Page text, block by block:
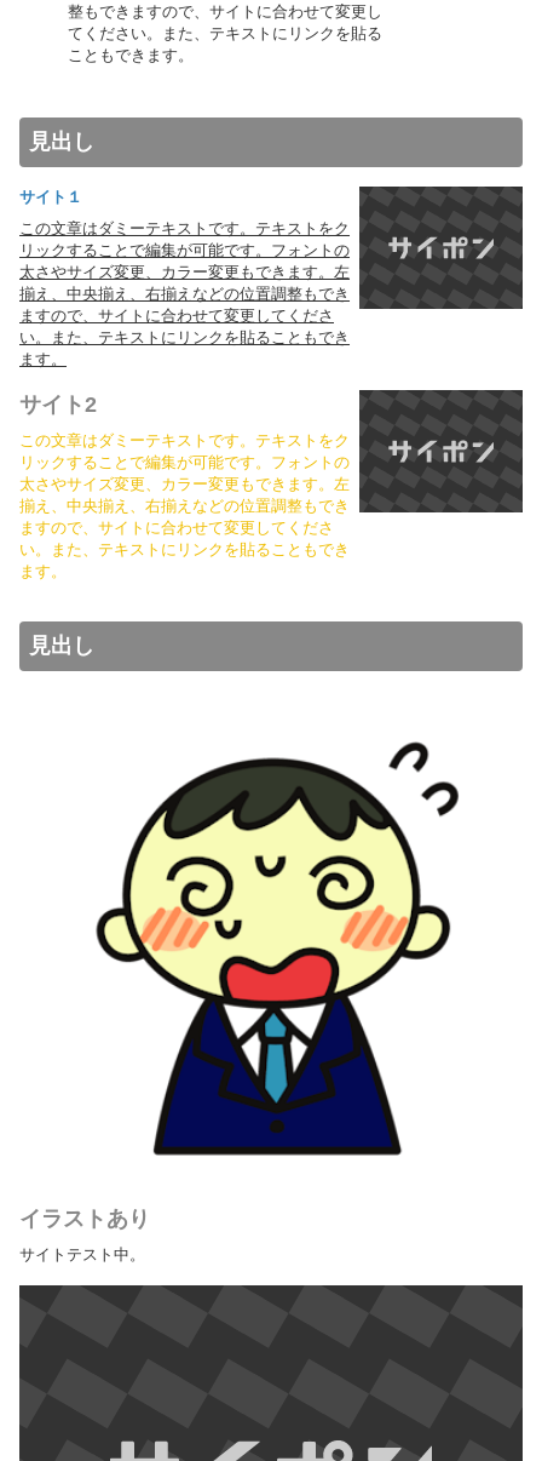
整もできますので、サイトに合わせて変更し
てください。また、テキストにリンクを貼る
こともできます。
見出し
サイト１
この文章はダミーテキストです。テキストをク
リックすることで編集が可能です。フォントの
太さやサイズ変更、カラー変更もできます。左
揃え、中央揃え、右揃えなどの位置調整もでき
ますので、サイトに合わせて変更してくださ
い。また、テキストにリンクを貼ることもでき
ます。
サイト2
この文章はダミーテキストです。テキストをク
リックすることで編集が可能です。フォントの
太さやサイズ変更、カラー変更もできます。左
揃え、中央揃え、右揃えなどの位置調整もでき
ますので、サイトに合わせて変更してくださ
い。また、テキストにリンクを貼ることもでき
ます。
見出し
イラストあり
サイトテスト中。